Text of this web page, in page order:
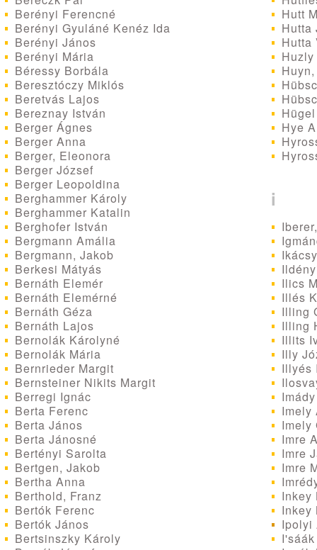
Berényi Ferencné
Berényi Gyuláné Kenéz Ida
Berényi János
Berényi Mária
Béressy Borbála
Beresztóczy Miklós
Beretvás Lajos
Bereznay István
Berger Ágnes
Berger Anna
Berger, Eleonora
Berger József
Berger Leopoldina
Berghammer Károly
Berghammer Katalin
Berghofer István
Bergmann Amália
Bergmann, Jakob
Berkesi Mátyás
Bernáth Elemér
Bernáth Elemérné
Bernáth Géza
Bernáth Lajos
Bernolák Károlyné
Bernolák Mária
Bernrieder Margit
Bernsteiner Nikits Margit
Berregi Ignác
Berta Ferenc
Berta János
Berta Jánosné
Bertényi Sarolta
Bertgen, Jakob
Bertha Anna
Berthold, Franz
Bertók Ferenc
Bertók János
Bertsinszky Károly
Hutt
Hutta
Hutta
Hye
i
Ilics
Illés
Illing
Illing
Illits
Illy
Illyés
Imely
Imely
Imre
Imre
Imre
Inkey
Inkey
Ipolyi